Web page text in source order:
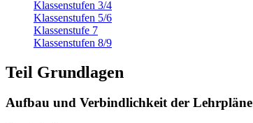
Klassenstufen 3/4
Klassenstufen 5/6
Klassenstufe 7
Klassenstufen 8/9
Teil Grundlagen
Aufbau und Verbindlichkeit der Lehrpläne